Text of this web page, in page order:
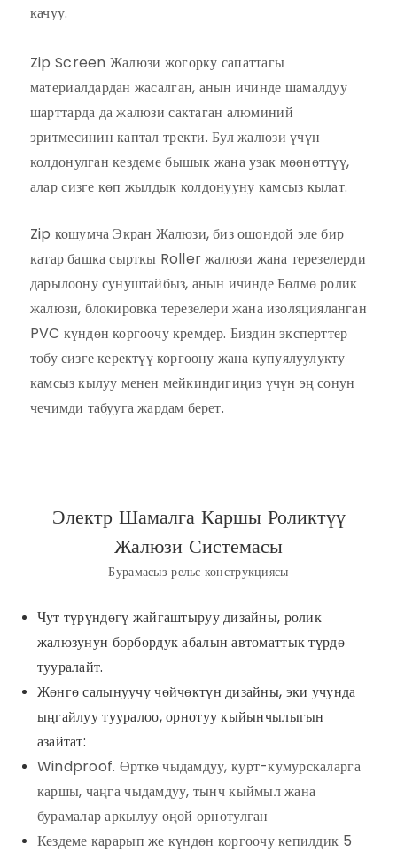
качуу.
Zip Screen Жалюзи жогорку сапаттагы
материалдардан жасалган, анын ичинде шамалдуу
шарттарда да жалюзи сактаган алюминий
эритмесинин каптал тректи. Бул жалюзи үчүн
колдонулган кездеме бышык жана узак мөөнөттүү,
алар сизге көп жылдык колдонууну камсыз кылат.
Zip кошумча Экран Жалюзи, биз ошондой эле бир
катар башка сырткы Roller жалюзи жана терезелерди
дарылоону сунуштайбыз, анын ичинде Бөлмө ролик
жалюзи, блокировка терезелери жана изоляцияланган
PVC күндөн коргоочу кремдер. Биздин эксперттер
тобу сизге керектүү коргоону жана купуялуулукту
камсыз кылуу менен мейкиндигиңиз үчүн эң сонун
чечимди табууга жардам берет.
Электр Шамалга Каршы Роликтүү
Жалюзи Системасы
Бурамасыз рельс конструкциясы
Чут түрүндөгү жайгаштыруу дизайны, ролик
жалюзунун борбордук абалын автоматтык түрдө
тууралайт.
Жөнгө салынуучу чөйчөктүн дизайны, эки учунда
ыңгайлуу тууралоо, орнотуу кыйынчылыгын
азайтат:
Windproof. Өрткө чыдамдуу, курт-кумурскаларга
каршы, чаңга чыдамдуу, тынч кыймыл жана
бурамалар аркылуу оңой орнотулган
Кездеме карарып же күндөн коргоочу кепилдик 5